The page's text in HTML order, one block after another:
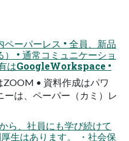
ーパーレス • 全員、新品
• 通常コミュニケーショ
はGoogleWorkspace •
• 資料作成はパワ
は、ペーパー（カミ）レ
ら、社員にも学び続けて
⽣はあります。 ・社会保